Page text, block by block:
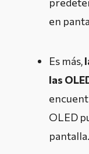
en
Es más,
las
OLED
pantalla.